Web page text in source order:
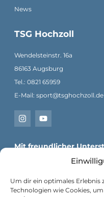
Um dir ein optimales Erlebnis
Technologien wie Cookies,
News
TSG Hochzoll
Wendelsteinstr. 16a
86163 Augsburg
Tel.: 0821 65959
E-Mail: sport@tsghochzoll.de
Mit freundlicher